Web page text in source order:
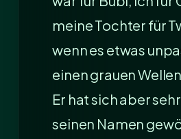
meine Tochter für
wenn es etwas
einen grauen
Er hat sich aber
seinen Namen